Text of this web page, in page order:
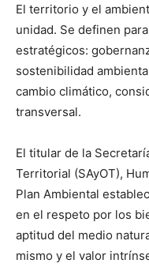
El territorio y el
unidad. Se definen
estratégicos:
sostenibilidad
cambio climático,
transversal.
El titular de la
Territorial (SAyOT),
Plan Ambiental
en el respeto por los
aptitud del medio
mismo y el valor